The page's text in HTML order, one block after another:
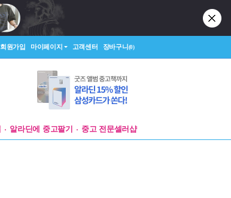
회원가입 마이페이지 고객센터 장바구니(0)
알라딘에 중고팔기 중고 전문셀러샵